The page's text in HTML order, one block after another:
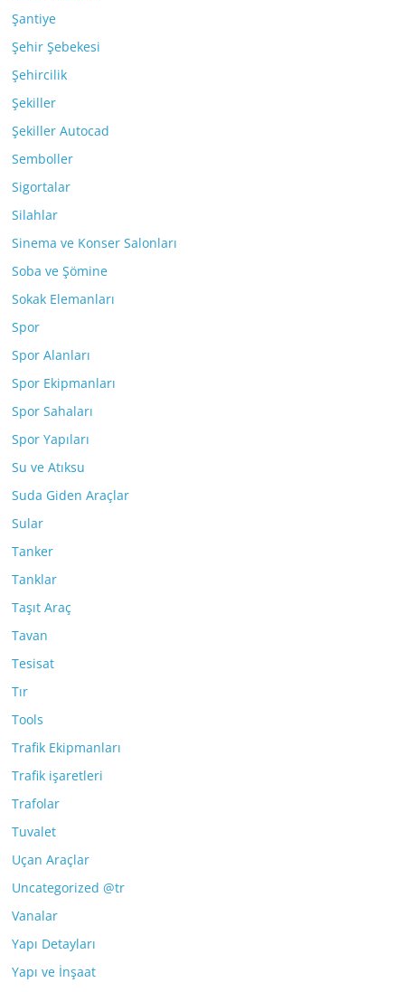
Şantiye
Şehir Şebekesi
Şehircilik
Şekiller
Şekiller Autocad
Semboller
Sigortalar
Silahlar
Sinema ve Konser Salonları
Soba ve Şömine
Sokak Elemanları
Spor
Spor Alanları
Spor Ekipmanları
Spor Sahaları
Spor Yapıları
Su ve Atıksu
Suda Giden Araçlar
Sular
Tanker
Tanklar
Taşıt Araç
Tavan
Tesisat
Tır
Tools
Trafik Ekipmanları
Trafik işaretleri
Trafolar
Tuvalet
Uçan Araçlar
Uncategorized @tr
Vanalar
Yapı Detayları
Yapı ve İnşaat